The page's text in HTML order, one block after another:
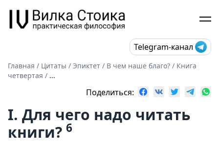
Telegram-канал
Главная / Цитаты / Эпиктет / В чем наше благо? / Книга
четвертая / ...
Поделиться:
I. Для чего надо читать
книги? 6